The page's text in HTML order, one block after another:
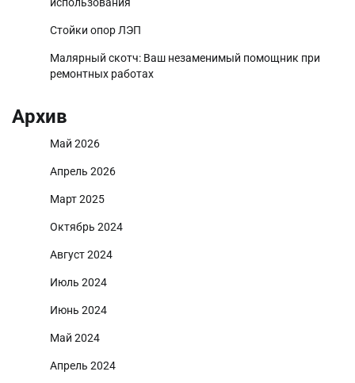
Стойки опор ЛЭП
Малярный скотч: Ваш незаменимый помощник при
ремонтных работах
Архив
Май 2026
Апрель 2026
Март 2025
Октябрь 2024
Август 2024
Июль 2024
Июнь 2024
Май 2024
Апрель 2024